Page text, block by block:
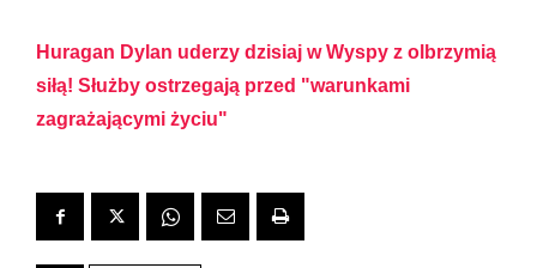
Huragan Dylan uderzy dzisiaj w Wyspy z olbrzymią
siłą! Służby ostrzegają przed "warunkami
zagrażającymi życiu"​​​​​​​